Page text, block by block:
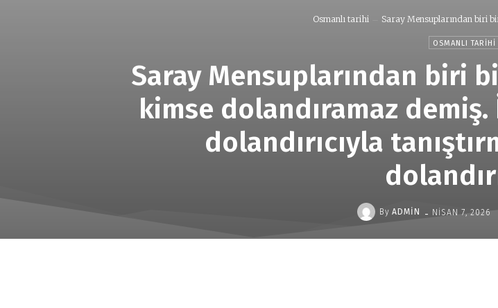
Osmanlı tarihi Saray Mensuplarından biri
OSMANLI TARIHI
Saray Mensuplarından biri
kimse dolandıramaz
dolandırıcıyla
By ADMIN - NISAN 7, 2026